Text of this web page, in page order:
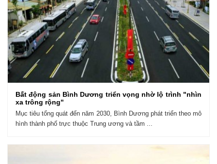
Bất động sản Bình Dương triển vọng nhờ lộ trình "nhìn
xa trông rộng"
Mục tiêu tổng quát đến năm 2030, Bình Dương phát triển theo mô
hình thành phố trực thuộc Trung ương và tầm ...